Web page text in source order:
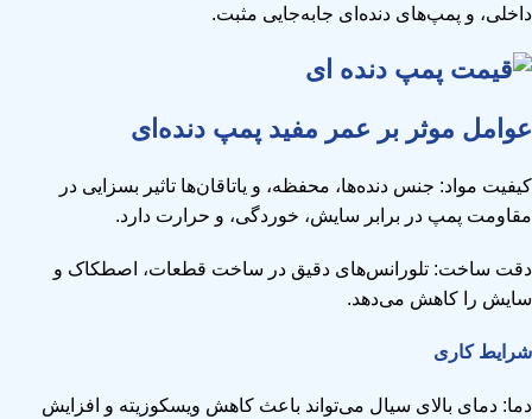
داخلی، و پمپ‌های دنده‌ای جابه‌جایی مثبت.
عوامل موثر بر عمر مفید پمپ دنده‌ای
کیفیت مواد: جنس دنده‌ها، محفظه، و یاتاقان‌ها تاثیر بسزایی در
مقاومت پمپ در برابر سایش، خوردگی، و حرارت دارد.
دقت ساخت: تلورانس‌های دقیق در ساخت قطعات، اصطکاک و
سایش را کاهش می‌دهد.
شرایط کاری
دما: دمای بالای سیال می‌تواند باعث کاهش ویسکوزیته و افزایش